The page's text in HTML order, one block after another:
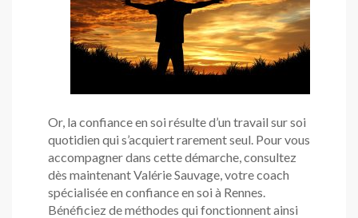
Or, la confiance en soi résulte d’un travail sur soi
quotidien qui s’acquiert rarement seul. Pour vous
accompagner dans cette démarche, consultez
dès maintenant Valérie Sauvage, votre coach
spécialisée en confiance en soi à Rennes.
Bénéficiez de méthodes qui fonctionnent ainsi